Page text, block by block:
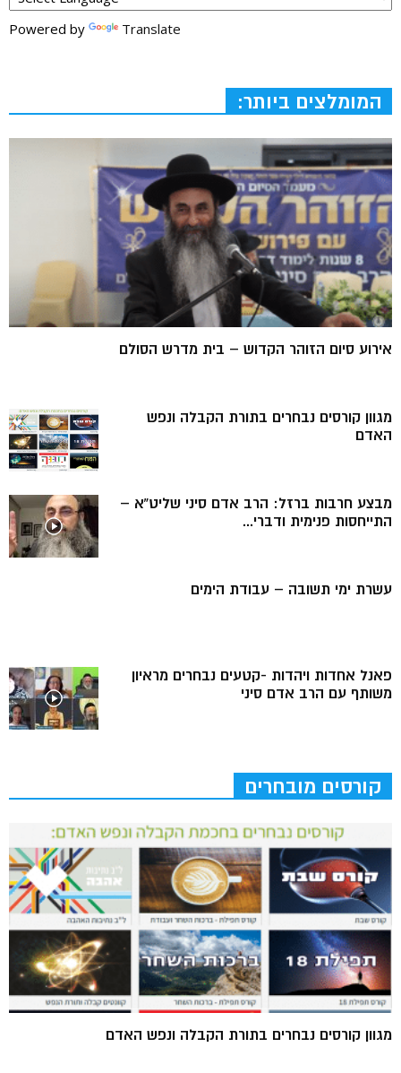
Powered by Translate
המומלצים ביותר:
אירוע סיום הזוהר הקדוש – בית מדרש הסולם
מגוון קורסים נבחרים בתורת הקבלה ונפש
האדם
מבצע חרבות ברזל: הרב אדם סיני שליט”א –
התייחסות פנימית ודברי...
עשרת ימי תשובה – עבודת הימים
פאנל אחדות ויהדות -קטעים נבחרים מראיון
משותף עם הרב אדם סיני
קורסים מובחרים
מגוון קורסים נבחרים בתורת הקבלה ונפש האדם